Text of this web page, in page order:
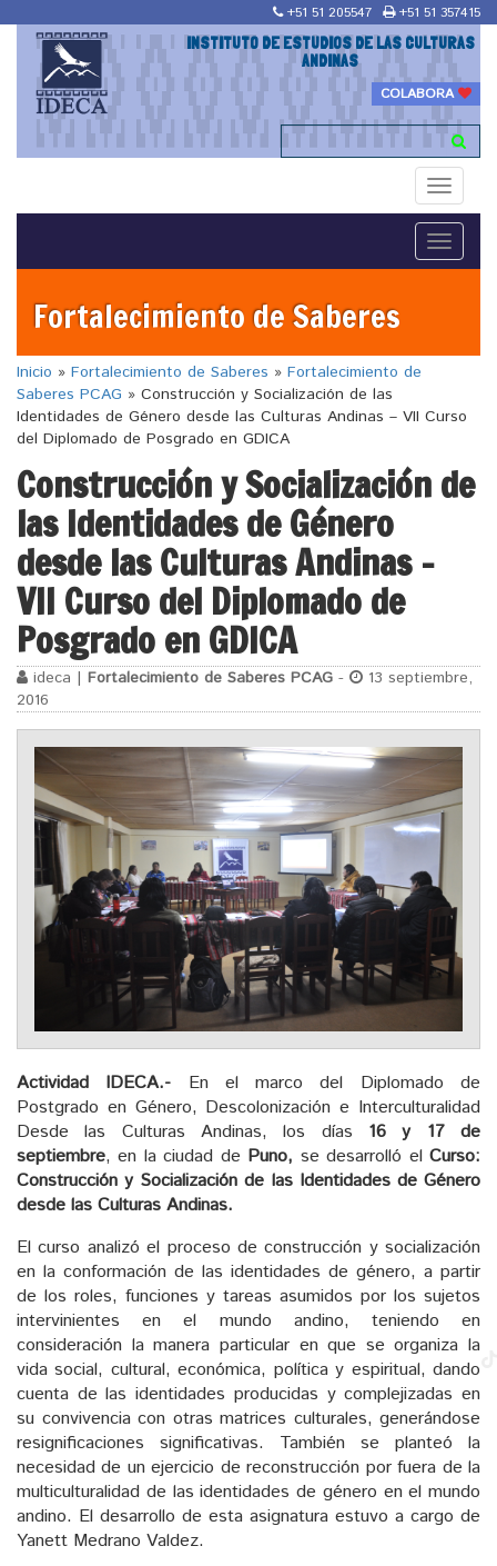
+51 51 205547 +51 51 357415
INSTITUTO DE ESTUDIOS DE LAS CULTURAS
ANDINAS
COLABORA
Toggle
Toggle
Fortalecimiento de Saberes
Inicio » Fortalecimiento de Saberes » Fortalecimiento de
Saberes PCAG » Construcción y Socialización de las
Identidades de Género desde las Culturas Andinas – VII Curso
del Diplomado de Posgrado en GDICA
Construcción y Socialización de
las Identidades de Género
desde las Culturas Andinas –
VII Curso del Diplomado de
Posgrado en GDICA
ideca | Fortalecimiento de Saberes PCAG -
13 septiembre,
2016
Actividad IDECA.- En el marco del Diplomado de
Postgrado en Género, Descolonización e Interculturalidad
Desde las Culturas Andinas, los días 16 y 17 de
septiembre, en la ciudad de Puno, se desarrolló elCurso:
Construcción y Socialización de las Identidades de Género
desde las Culturas Andinas.
El curso analizó el proceso de construcción y socialización
en la conformación de las identidades de género, a partir
de los roles, funciones y tareas asumidos por los sujetos
intervinientes en el mundo andino, teniendo en
consideración la manera particular en que se organiza la
vida social, cultural, económica, política y espiritual, dando
cuenta de las identidades producidas y complejizadas en
su convivencia con otras matrices culturales, generándose
resignificaciones significativas. También se planteó la
necesidad de un ejercicio de reconstrucción por fuera de la
multiculturalidad de las identidades de género en el mundo
andino. El desarrollo de esta asignatura estuvo a cargo de
Yanett Medrano Valdez.